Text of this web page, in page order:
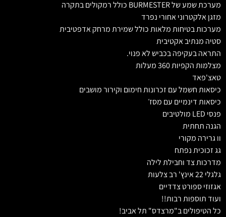
מערכת שמע של BURMESTER כולל רמקולים בתקרה
מזגן אלקטרוני אחורי נפרד
מערכות בטיחות מלאות כולל שמירת מרחק אדפטיבית
סטיה מנתיב אקטיבית
התראה בעקיפה בכביש לא פנוי.
מצלמות הקפיות 360 מעלות
טאצ'פאד
כיסאות חשמל עם זכרונות חימום וקירור מושבים
כיסאות דינמיים עם מסז׳
פנסי LED מולטיבים
הגנה תחתית
וו גרירה מקורי
גג זכוכית נפתח
מדרכות צד וחבילת לילה
גלגלי 22 אינץ' רב צלעות
אגזוזי ספורט צדדיים
ועוד תוספות רבות!!
כל הטיפולים ב"מרצדס" תל אביב!